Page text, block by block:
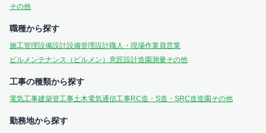
その他
職種から探す
施工管理設備設計設備管理設計職人・現場作業員営業
ビルメンテナンス（ビルメン） 意匠設計造園測量その他
工事の種類から探す
電気工事建築管工事土木電気通信工事RC造・S造・SRC造造園 その他
勤務地から探す